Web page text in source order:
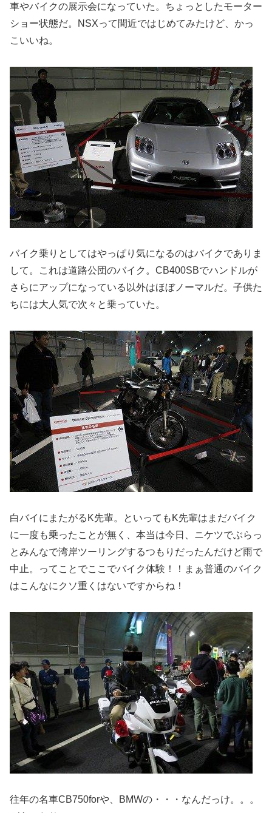
車やバイクの展示会になっていた。ちょっとしたモーター
ショー状態だ。NSXって間近ではじめてみたけど、かっ
こいいね。
バイク乗りとしてはやっぱり気になるのはバイクでありま
して。これは道路公団のバイク。CB400SBでハンドルが
さらにアップになっている以外はほぼノーマルだ。子供た
ちには大人気で次々と乗っていた。
白バイにまたがるK先輩。といってもK先輩はまだバイク
に一度も乗ったことが無く、本当は今日、ニケツでぶらっ
とみんなで湾岸ツーリングするつもりだったんだけど雨で
中止。ってことでここでバイク体験！！まぁ普通のバイク
はこんなにクソ重くはないですからね！
往年の名車CB750forや、BMWの・・・なんだっけ。。。